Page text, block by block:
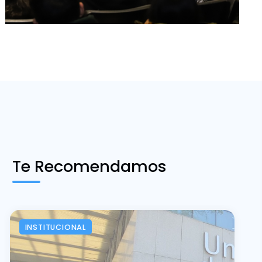
Te Recomendamos
INSTITUCIONAL